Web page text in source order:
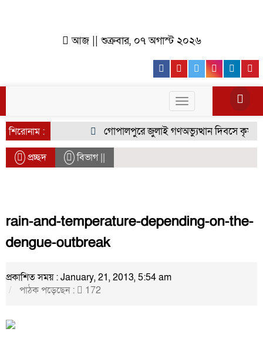
আজ || শুক্রবার, ০৭ অগাস্ট ২০২৬
Facebook
YoutubeTwitter
Toggle
navigation
শিরোনাম :
গোপালপুরে জুলাই গণঅভ্যুত্থান দিবসে কৃষক
প্রচ্ছদ বিভাগ ||
rain-and-temperature-depending-on-the-
dengue-outbreak
প্রকাশিত সময় : January, 21, 2013, 5:54 am
পাঠক পড়েছেন :
172